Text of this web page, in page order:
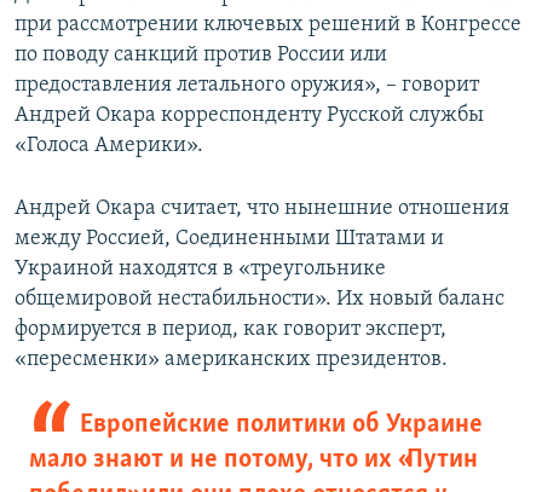
при рассмотрении ключевых решений в Конгрессе
по поводу санкций против России или
предоставления летального оружия», – говорит
Андрей Окара корреспонденту Русской службы
«Голоса Америки».
Андрей Окара считает, что нынешние отношения
между Россией, Соединенными Штатами и
Украиной находятся в «треугольнике
общемировой нестабильности». Их новый баланс
формируется в период, как говорит эксперт,
«пересменки» американских президентов.
Европейские политики об Украине
мало знают и не потому, что их «Путин